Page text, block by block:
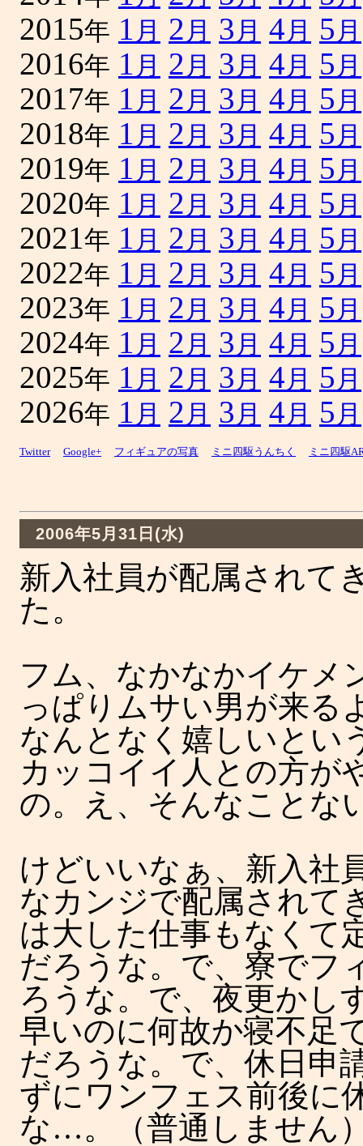
2015年 1 月 2 月 3 月 4月 5 月
2016年 1 月 2 月 3 月 4月 5 月
2017年 1 月 2 月 3 月 4月 5 月
2018年 1 月 2 月 3 月 4月 5 月
2019年 1 月 2 月 3 月 4月 5 月
2020年 1 月 2 月 3 月 4月 5 月
2021年 1 月 2 月 3 月 4月 5 月
2022年 1 月 2 月 3 月 4月 5 月
2023年 1 月 2 月 3 月 4月 5 月
2024年 1 月 2 月 3 月 4月 5 月
2025年 1 月 2 月 3 月 4月 5 月
2026年 1 月 2 月 3 月 4月 5 月
Twitter Google+ フィギュアの写真 ミニ四駆うんちく ミニ四駆
2006年5月31日(水)
新入社員が配属されて
た。
フム、なかなかイケメ
っぱりムサい男が来る
なんとなく嬉しいとい
カッコイイ人との方が
の。え、そんなことな
けどいいなぁ、新入社
なカンジで配属されて
は大した仕事もなくて
だろうな。で、寮でフ
ろうな。で、夜更かし
早いのに何故か寝不足
だろうな。で、休日申
ずにワンフェス前後に
な…。（普通しません